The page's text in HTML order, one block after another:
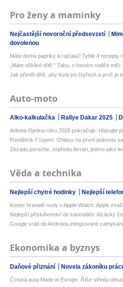
Pro ženy a maminky
Nejčastější novoroční předsevzetí
dovolenou
Máte doma papriky a rajčata? Tyhle 4 recepty
„Mám ošklivé dítě.“ Tabu, o kterém rodiče
Jak přimět dítě, aby lezlo po čtyřech a proč je
Auto-moto
Alko-kalkulačka Rallye Dakar 2025
Anketa Ojetina roku 2026 pokračuje: Hlasujte
Pondělník F1sport: Ohlasy na první polovinu
Zezadu porsche, zepředu ferrari, jméno jako
Věda a technika
Nejlepší chytré hodinky Nejlepší
Konec hranaté nudy u Apple Watch. Apple
Nejlepší příslušenství do kanceláře. Alzácký
Google vrátí do Androidu integrované
Ekonomika a byznys
Daňové přiznání Novela zákoníku
Čínská auta Made in Europe. Říše středu